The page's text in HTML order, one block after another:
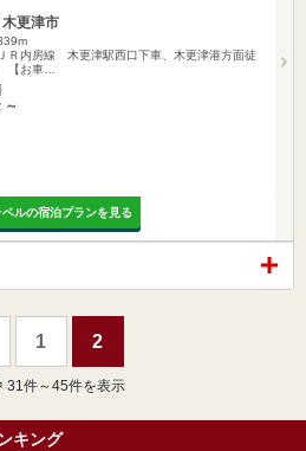
更津市
ＪＲ内房線 木更津駅西口下車、木更津港方面徒
【お車…
～
ルの宿泊プランを見る
1 2
31件～45件を表示
キング